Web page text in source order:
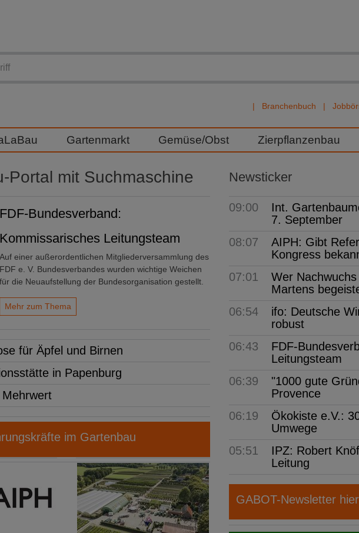
Branchenbuch
Gartenmarkt Gemüse/Obst Zierpflanzenbau
Portal mit Suchmaschine
FDF-Bundesverband:
Kommissarisches Leitungsteam
Auf einer außerordentlichen Mitgliederversammlung des
FDF e. V. Bundesverbandes wurden wichtige Weichen
für die Neuaufstellung der Bundesorganisation gestellt.
Mehr zum Thema
für Äpfel und Birnen
in Papenburg
im Gartenbau
Newsticker
09:00
Int.
7. September
08:07
AIPH: Gibt
Kongress
07:01
Wer
Martens
06:54
ifo: Deutsche
robust
06:43
FDF-
Leitungsteam
06:39
"1000 gute
Provence
06:19
Ökokiste e.V.:
Umwege
05:51
IPZ: Robert
Leitung
GABOT-Newsletter